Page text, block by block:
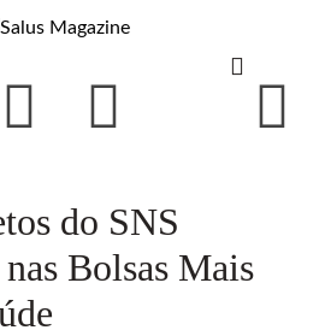
do SNS
Bolsas Mais